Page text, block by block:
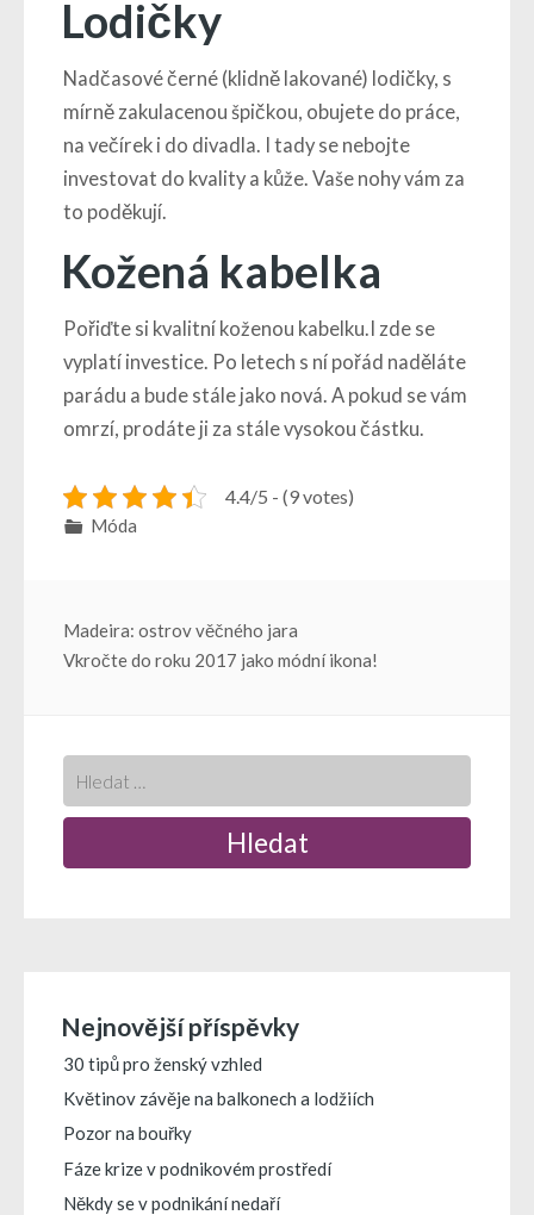
Lodičky
Nadčasové černé (klidně lakované) lodičky, s
mírně zakulacenou špičkou, obujete do práce,
na večírek i do divadla. I tady se nebojte
investovat do kvality a kůže. Vaše nohy vám za
to poděkují.
Kožená kabelka
Pořiďte si kvalitní koženou kabelku.I zde se
vyplatí investice. Po letech s ní pořád naděláte
parádu a bude stále jako nová. A pokud se vám
omrzí, prodáte ji za stále vysokou částku.
4.4/5 - (9 votes)
Móda
Navigace
příspěvek
Madeira: ostrov věčného jara
Vkročte do roku 2017 jako módní ikona!
Nejnovější příspěvky
30 tipů pro ženský vzhled
Květinov závěje na balkonech a lodžiích
Pozor na bouřky
Fáze krize v podnikovém prostředí
Někdy se v podnikání nedaří